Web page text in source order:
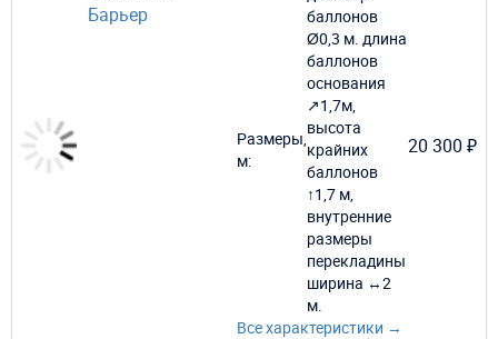
Барьер
Размеры,
м:
баллонов
Ø0,3 м. длина
баллонов
основания
↗1,7м,
высота
крайних
баллонов
↑1,7 м,
внутренние
размеры
перекладины
ширина ↔2
м.
Все характеристики →
20 300 ₽